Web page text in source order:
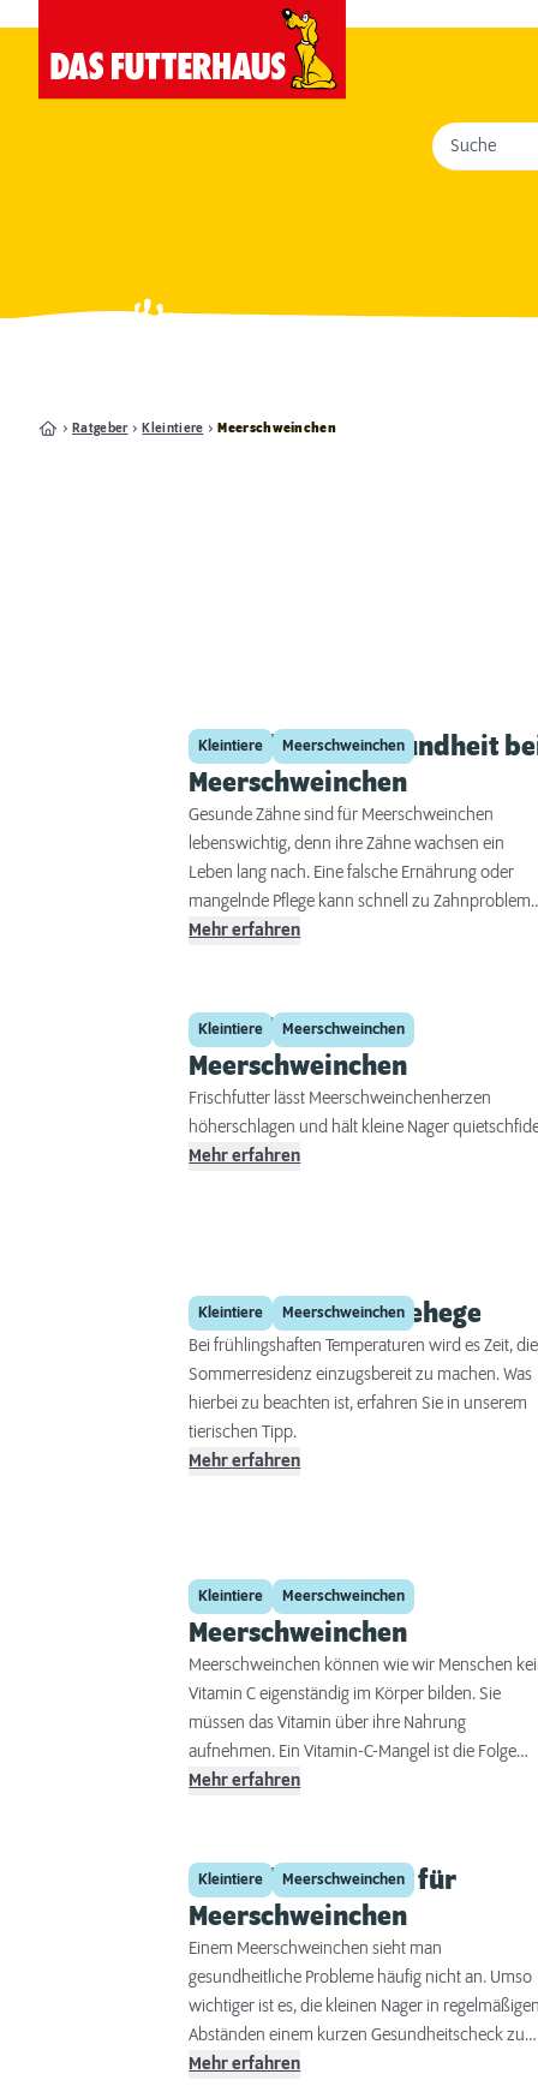
Suche
Ratgeber Kleintiere Meerschweinchen
Kleintiere Meerschweinchen
Zahnpflege & -gesundheit
Meerschweinchen
Gesunde Zähne sind für Meerschweinchen
lebenswichtig, denn ihre Zähne wachsen ein
Leben lang nach. Eine falsche Ernährung oder
mangelnde Pflege kann schnell zu
führen, die Schmerzen und ernsthafte
Ihres Meerschweinchens optimal unterstützen,
welche Anzeichen auf Zahnprobleme hindeuten
und was im Ernstfall zu tun ist.
Mehr erfahren
Kleintiere Meerschweinchen
Frischfutter für
Meerschweinchen
Frischfutter lässt Meerschweinchenherzen
höherschlagen und hält kleine Nager
Mehr erfahren
Kleintiere Meerschweinchen
Umzug ins Außengehege
Bei frühlingshaften Temperaturen wird es Zeit, die
Sommerresidenz einzugsbereit zu machen. Was
hierbei zu beachten ist, erfahren Sie in unserem
tierischen Tipp.
Mehr erfahren
Kleintiere Meerschweinchen
Vitamin C für
Meerschweinchen
Meerschweinchen können wie wir Menschen
Vitamin C eigenständig im Körper bilden. Sie
müssen das Vitamin über ihre Nahrung
aufnehmen. Ein Vitamin-C-Mangel ist die Folge
eines Ernährungsfehlers und hat schwerwiegende
von 10 bis 20 mg verhältnismäßig viel Vitamin C.
Trächtige Weibchen und Jungtiere können sogar
einen erhöhten Bedarf von bis zu 30 mg pro Tag
haben. Ihren Vitamin-C-Bedarf können
Meerschweinchen normalerweise über eine
ausgewogene vitaminreiche Nahrung decken.
Frisches Gemüse, Kräuter, Gräser und kleine
Mengen Obst versorgen die Tiere mit ausreichend
Mehr erfahren
Kleintiere Meerschweinchen
Gesundheitscheck für
Meerschweinchen
Einem Meerschweinchen sieht man
gesundheitliche Probleme häufig nicht an. Umso
wichtiger ist es, die kleinen Nager in regelmäßigen
Abständen einem kurzen Gesundheitscheck zu
unterziehen. Tierärztin Dr. Regine Rottmayer zu
Mehr erfahren